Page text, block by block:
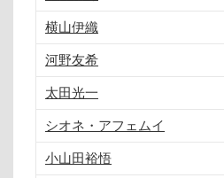
横山伊織
河野友希
太田光一
シオネ・アフェムイ
小山田裕悟